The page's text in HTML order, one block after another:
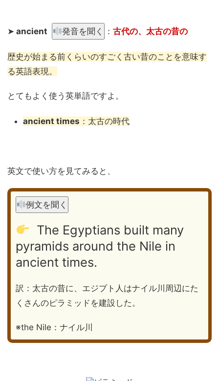
➤ ancient 発音を聞く ：古代の、太古の昔の
歴史が始まる前くらいのすごく古い昔のことを意味す
る英語表現。
とてもよく使う英単語ですよ。
ancient times ：太古の時代
英文で使い方を見てみると、
例文を聞く
The Egyptians built many
pyramids around the Nile in
ancient times.
訳：太古の昔に、エジプト人はナイル川周辺にた
くさんのピラミッドを建設した。
※the Nile：ナイル川